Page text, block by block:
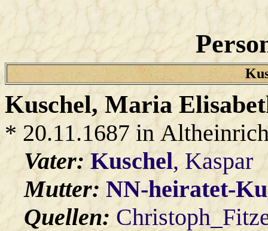
Kuschel, Maria
* 20.11.1687 in
Vater:Kuschel, Kaspar
Mutter:NN-heiratet-
Quellen: